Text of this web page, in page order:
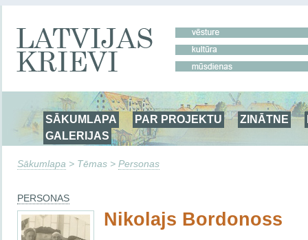
SĀKUMLAPA PAR PROJEKTU ZINĀTNE
GALERIJAS
Sākumlapa > Tēmas > Personas
PERSONAS
Nikolajs Bordonoss